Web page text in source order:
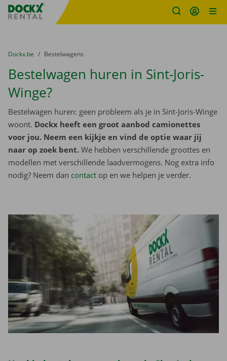
Fratello DEMO
U bevindt zich hier:
van
Dockx.be naar
Bestelwagens
Bestelwagen huren in Sint-Joris-
Winge?
Bestelwagen huren: geen probleem als je in Sint-Joris-Winge
woont. Dockx heeft een groot aanbod camionettes
voor jou. Neem een kijkje en vind de optie waar jij
naar op zoek bent. We hebben verschillende groottes en
modellen met verschillende laadvermogens. Nog extra info
nodig? Neem dan contact op en we helpen je verder.